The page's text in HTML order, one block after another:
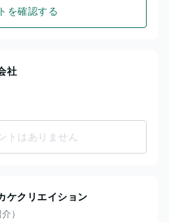
を確認する
社
トはありません
ケクリエイション
）